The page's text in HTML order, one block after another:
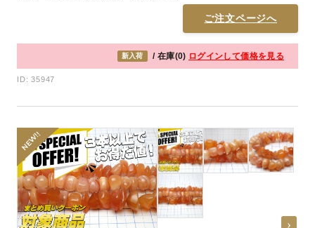
ご注文ページへ
新入荷 / 在庫(0) ログインして価格を見る
ID: 35947